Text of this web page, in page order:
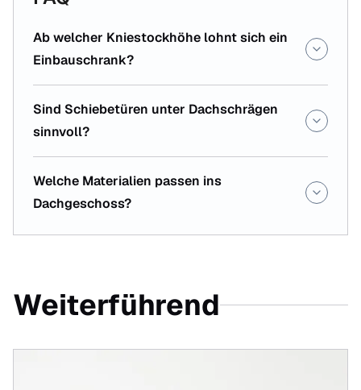
Ab welcher Kniestockhöhe lohnt sich ein
Einbauschrank?
Sind Schiebetüren unter Dachschrägen
sinnvoll?
Welche Materialien passen ins
Dachgeschoss?
Weiterführend